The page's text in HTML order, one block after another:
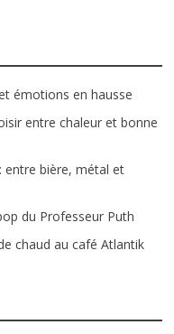
émotions en hausse
entre chaleur et bonne
entre bière, métal et
du Professeur Puth
chaud au café Atlantik